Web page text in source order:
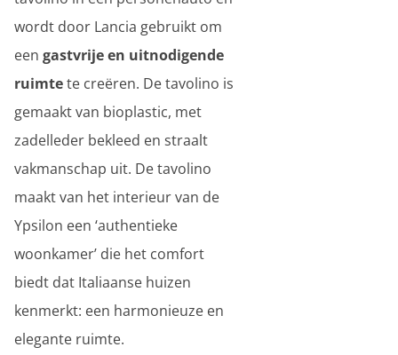
wordt door Lancia gebruikt om
een gastvrije en uitnodigende
ruimtete creëren. De tavolino is
gemaakt van bioplastic, met
zadelleder bekleed en straalt
vakmanschap uit. De tavolino
maakt van het interieur van de
Ypsilon een ‘authentieke
woonkamer’ die het comfort
biedt dat Italiaanse huizen
kenmerkt: een harmonieuze en
elegante ruimte.